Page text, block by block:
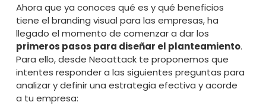
Ahora que ya conoces qué es y qué beneficios
tiene el branding visual para las empresas, ha
llegado el momento de comenzar a dar los
primeros pasos para diseñar el planteamiento.
Para ello, desde Neoattack te proponemos que
intentes responder a las siguientes preguntas para
analizar y definir una estrategia efectiva y acorde
a tu empresa: